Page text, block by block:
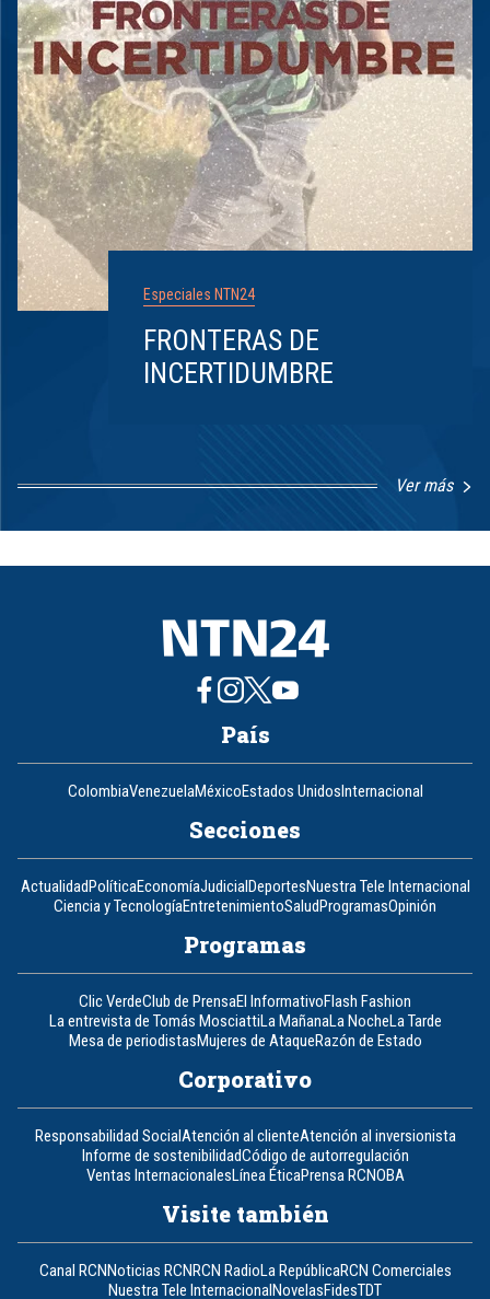
Especiales NTN24
FRONTERAS DE
INCERTIDUMBRE
Ver más
1
8
País
ColombiaVenezuelaMéxicoEstados UnidosInternacional
Secciones
ActualidadPolíticaEconomíaJudicialDeportesNuestra Tele Internacional
Ciencia y TecnologíaEntretenimientoSaludProgramasOpinión
Programas
Clic VerdeClub de PrensaEl InformativoFlash Fashion
La entrevista de Tomás MosciattiLa MañanaLa NocheLa Tarde
Mesa de periodistasMujeres de AtaqueRazón de Estado
Corporativo
Responsabilidad SocialAtención al clienteAtención al inversionista
Informe de sostenibilidadCódigo de autorregulación
Ventas InternacionalesLínea ÉticaPrensa RCNOBA
Visite también
Canal RCNNoticias RCNRCN RadioLa RepúblicaRCN Comerciales
Nuestra Tele InternacionalNovelasFidesTDT